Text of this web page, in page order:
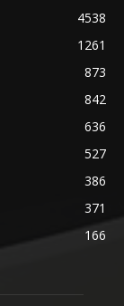
4538
1261
873
842
636
527
386
371
166